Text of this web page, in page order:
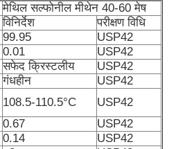
मेथिल सल्फोनील मीथेन 40-60 मेष
विनिर्देश
परीक्षण विधि
99.95
USP42
0.01
USP42
सफेद क्रिस्टलीय
USP42
गंधहीन
USP42
108.5-110.5°C
USP42
0.67
USP42
0.14
USP42